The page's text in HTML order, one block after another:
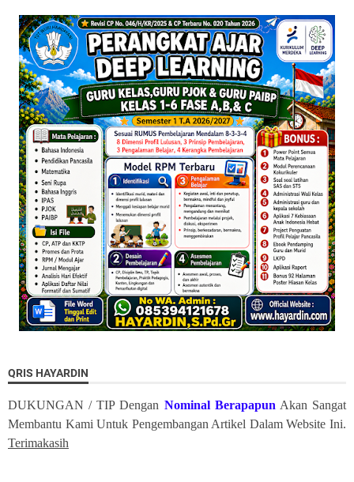
QRIS HAYARDIN
DUKUNGAN / TIP Dengan Nominal BerapapunAkan Sangat
Membantu Kami Untuk Pengembangan Artikel Dalam Website Ini.
Terimakasih